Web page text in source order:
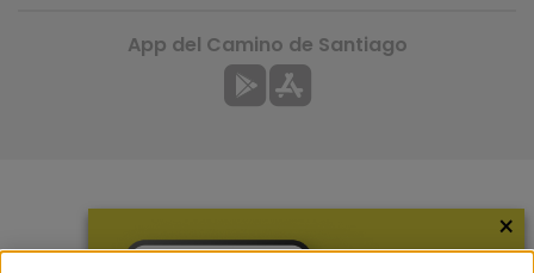
App del Camino de Santiago
×